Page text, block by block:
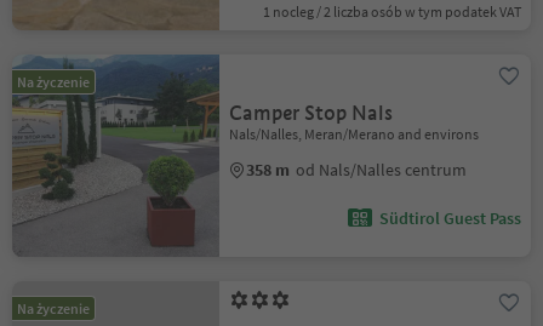
1 nocleg / 2 liczba osób w tym podatek VAT
Na życzenie
Camper Stop Nals
Nals/Nalles, Meran/Merano and environs
358 m od Nals/Nalles centrum
Südtirol Guest Pass
Na życzenie